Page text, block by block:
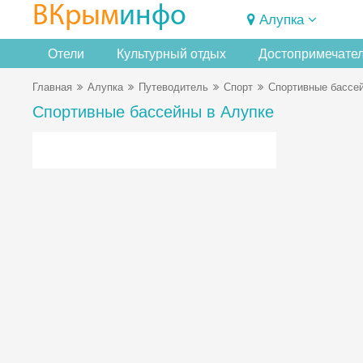
ВКрыминфо Алупка
Отели Культурный отдых
Главная Алупка Путеводитель Спорт Спортивные
Спортивные бассейны в Алупке